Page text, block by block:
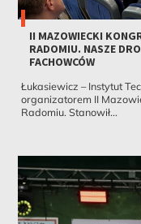
II MAZOWIECKI
RADOMIU. NASZE
FACHOWCÓW
Łukasiewicz – Instytut
organizatorem II
Radomiu. Stanowił...